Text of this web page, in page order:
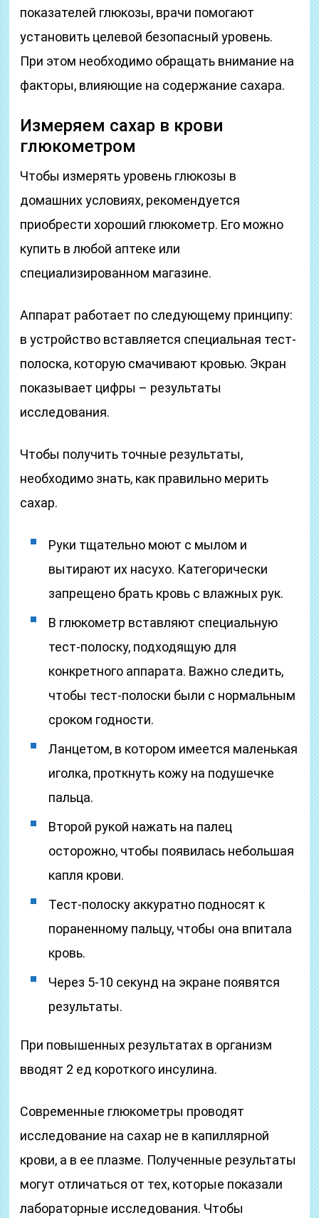
показателей глюкозы, врачи помогают
установить целевой безопасный уровень.
При этом необходимо обращать внимание на
факторы, влияющие на содержание сахара.
Измеряем сахар в крови
глюкометром
Чтобы измерять уровень глюкозы в
домашних условиях, рекомендуется
приобрести хороший глюкометр. Его можно
купить в любой аптеке или
специализированном магазине.
Аппарат работает по следующему принципу:
в устройство вставляется специальная тест-
полоска, которую смачивают кровью. Экран
показывает цифры – результаты
исследования.
Чтобы получить точные результаты,
необходимо знать, как правильно мерить
сахар.
Руки тщательно моют с мылом и
вытирают их насухо. Категорически
запрещено брать кровь с влажных рук.
В глюкометр вставляют специальную
тест-полоску, подходящую для
конкретного аппарата. Важно следить,
чтобы тест-полоски были с нормальным
сроком годности.
Ланцетом, в котором имеется маленькая
иголка, проткнуть кожу на подушечке
пальца.
Второй рукой нажать на палец
осторожно, чтобы появилась небольшая
капля крови.
Тест-полоску аккуратно подносят к
пораненному пальцу, чтобы она впитала
кровь.
Через 5-10 секунд на экране появятся
результаты.
При повышенных результатах в организм
вводят 2 ед короткого инсулина.
Современные глюкометры проводят
исследование на сахар не в капиллярной
крови, а в ее плазме. Полученные результаты
могут отличаться от тех, которые показали
лабораторные исследования. Чтобы